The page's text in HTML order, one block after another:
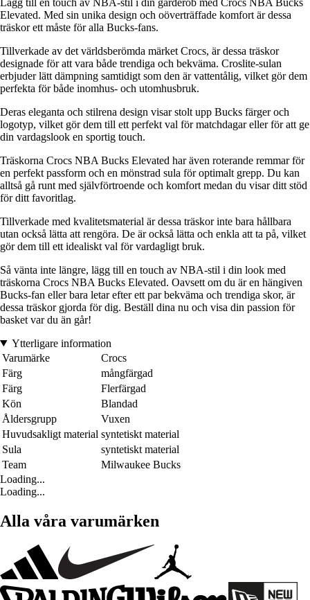
Elevated. Med sin unika design och oöverträffade komfort är dessa
träskor ett måste för alla Bucks-fans.
Tillverkade av det världsberömda märket Crocs, är dessa träskor
designade för att vara både trendiga och bekväma. Croslite-sulan
erbjuder lätt dämpning samtidigt som den är vattentålig, vilket gör dem
perfekta för både inomhus- och utomhusbruk.
Deras eleganta och stilrena design visar stolt upp Bucks färger och
logotyp, vilket gör dem till ett perfekt val för matchdagar eller för att ge
din vardagslook en sportig touch.
Träskorna Crocs NBA Bucks Elevated har även roterande remmar för
en perfekt passform och en mönstrad sula för optimalt grepp. Du kan
alltså gå runt med självförtroende och komfort medan du visar ditt stöd
för ditt favoritlag.
Tillverkade med kvalitetsmaterial är dessa träskor inte bara hållbara
utan också lätta att rengöra. De är också lätta och enkla att ta på, vilket
gör dem till ett idealiskt val för vardagligt bruk.
Så vänta inte längre, lägg till en touch av NBA-stil i din look med
träskorna Crocs NBA Bucks Elevated. Oavsett om du är en hängiven
Bucks-fan eller bara letar efter ett par bekväma och trendiga skor, är
dessa träskor gjorda för dig. Beställ dina nu och visa din passion för
basket var du än går!
Ytterligare information
Varumärke
Crocs
Färg
mångfärgad
Färg
Flerfärgad
Kön
Blandad
Åldersgrupp
Vuxen
Huvudsakligt material syntetiskt material
Sula
syntetiskt material
Team
Milwaukee Bucks
Loading...
Loading...
Alla våra varumärken